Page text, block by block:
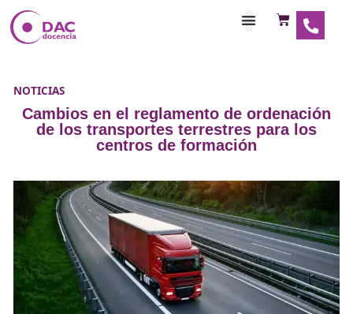
NOTICIAS
Cambios en el reglamento de
de los transportes terrestres para